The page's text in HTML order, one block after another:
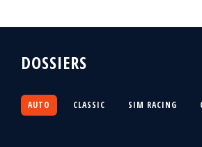
DOSSIERS
AUTO CLASSIC SIM RACING